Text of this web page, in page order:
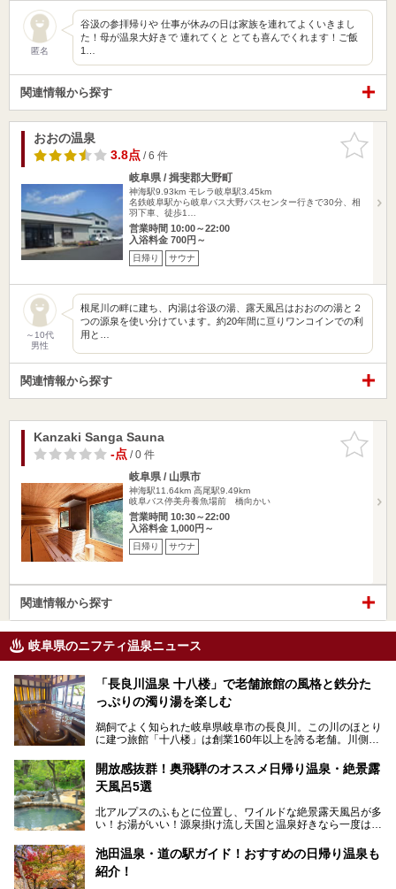
匿名
谷汲の参拝帰りや 仕事が休みの日は家族を連れてよくいきまし
た！母が温泉大好きで 連れてくと とても喜んでくれます！ご飯
1…
関連情報から探す
お気に入
りに追加
おおの温泉
3.8点/ 6 件
岐阜県 / 揖斐郡大野町
神海駅9.93km モレラ岐阜駅3.45km
名鉄岐阜駅から岐阜バス大野バスセンター行きで30分、相
羽下車、徒歩1…
営業時間 10:00～22:00
入浴料金 700円～
日帰り サウナ
～10代
男性
根尾川の畔に建ち、内湯は谷汲の湯、露天風呂はおおのの湯と２
つの源泉を使い分けています。約20年間に亘りワンコインでの利
用と…
関連情報から探す
お気に入
りに追加
Kanzaki Sanga Sauna
-点/ 0 件
岐阜県 / 山県市
神海駅11.64km 高尾駅9.49km
岐阜バス停美舟養魚場前 橋向かい
営業時間 10:30～22:00
入浴料金 1,000円～
日帰り サウナ
関連情報から探す
岐阜県のニフティ温泉ニュース
「長良川温泉 十八楼」で老舗旅館の風格と鉄分た
っぷりの濁り湯を楽しむ
鵜飼でよく知られた岐阜県岐阜市の長良川。この川のほとり
に建つ旅館「十八楼」は創業160年以上を誇る老舗。川側の
濁り湯で、地産地消にこだわった食事も定評があります。
そして大浴場は日帰り入浴もできるんですよ。泊まりでも日
岐阜の手仕事に触れる旅とともに楽しんでみてはいかがでし
ょう！
───
提供元：岐阜県【PR】
この記事は岐阜県のPR記事です。
開放感抜群！奥飛騨のオススメ日帰り温泉・絶景露
天風呂5選
北アルプスのふもとに位置し、ワイルドな絶景露天風呂が多
い！お湯がいい！源泉掛け流し天国と温泉好きなら一度は行
「平湯温泉」「福地温泉」「新平湯温泉」「栃尾温泉」「新
穂高温泉」と5つの温泉地を総称して奥飛騨温泉郷と呼びま
池田温泉・道の駅ガイド！おすすめの日帰り温泉も
紹介！